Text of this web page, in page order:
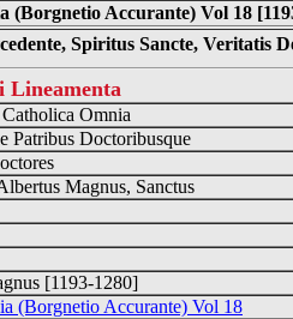
(Borgnetio Accurante) Vol 18
Spiritus Sancte, Veritatis
Lineamenta
Omnia
Patribus Doctoribusque
Magnus, Sanctus
[1193-1280]
(Borgnetio Accurante) Vol 18